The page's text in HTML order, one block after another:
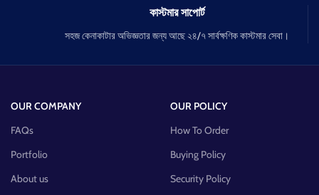
কাস্টমার সাপোর্ট
সহজ কেনাকাটার অভিজ্ঞতার জন্য আছে ২৪/৭ সার্বক্ষণিক কাস্টমার সেবা।
OUR COMPANY
FAQs
Portfolio
About us
OUR POLICY
How To Order
Buying Policy
Security Policy